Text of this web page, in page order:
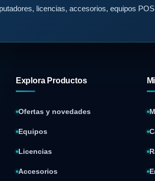
licencias, accesorios, equipos
Explora Productos
Ofertas y novedades
Equipos
Licencias
Accesorios